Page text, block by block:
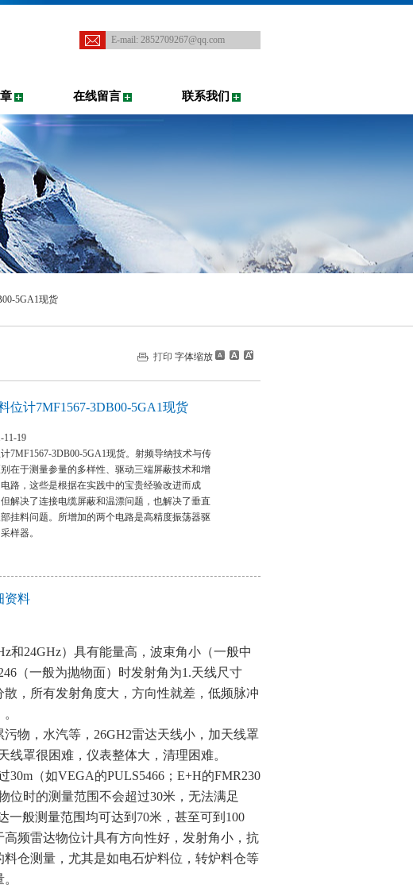
E-mail: 2852709267@qq.com
在线留言 联系我们
5GA1现货
打印 字体缩放
位计7MF1567-3DB00-5GA1现货
11-19
7MF1567-3DB00-5GA1现货。射频导纳技术与传
在于测量参量的多样性、驱动三端屏蔽技术和增
路，这些是根据在实践中的宝贵经验改进而成
解决了连接电缆屏蔽和温漂问题，也解决了垂直
挂料问题。所增加的两个电路是高精度振荡器驱
样器。
资料
和24GHz）具有能量高，波束角小（一般中
（一般为抛物面）时发射角为1.天线尺寸
，所有发射角度大，方向性就差，低频脉冲
物，水汽等，26GH2雷达天线小，加天线罩
罩很困难，仪表整体大，清理困难。
（如VEGA的PULS5466；E+H的FMR230
位时的测量范围不会超过30米，无法满足
一般测量范围均可达到70米，甚至可到100
频雷达物位计具有方向性好，发射角小，抗
仓测量，尤其是如电石炉料位，转炉料仓等